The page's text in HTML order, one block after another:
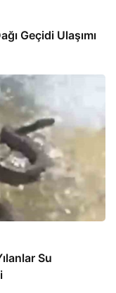
Geçidi Ulaşımı
Su